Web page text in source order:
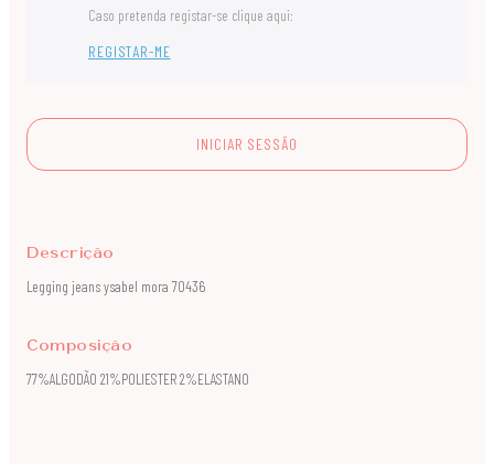
Caso pretenda registar-se clique aqui:
REGISTAR-ME
INICIAR SESSÃO
Descrição
Legging jeans ysabel mora 70436
Composição
77%ALGODÃO 21%POLIESTER 2%ELASTANO